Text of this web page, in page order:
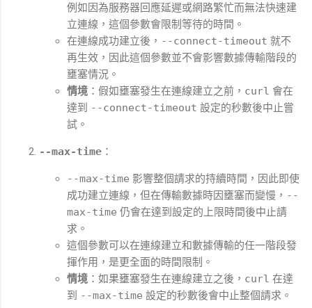
例如因為服務器回應延遲或網路繁忙而無法快速建
立連線，這個參數會限制等待的時間。
在連線成功建立後， --connect-timeout 就不
再生效，因此這個參數並不會影響數據傳輸階段的
壅塞情況。
情境 ：假如壅塞發生在連線建立之前， curl 會在
達到 --connect-timeout 設定的秒數後中止嘗
試。
--max-time ：
--max-time 影響整個請求的持續時間，因此即使
成功建立連線，但在傳輸數據時因壅塞而變慢， --
max-time 仍會在達到設定的上限時間後中止請
求。
這個參數可以在連線建立和數據傳輸的任一階段發
揮作用，是更全面的時間限制。
情境 ：如果壅塞發生在連線建立之後， curl 在達
到 --max-time 設定的秒數後會中止整個請求。